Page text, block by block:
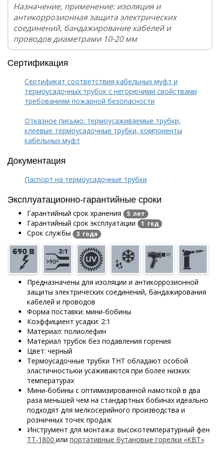
Назначение, применение: изоляция и
антикоррозионная защита электрических
соединений, бандажирование кабелей и
проводов диаметрами 10-20 мм
Сертификация
Сертификат соответствия кабельных муфт и
термоусадочных трубок с негорючими свойствами
требованиям пожарной безопасности
Отказное письмо: термоусаживаемые трубки,
клеевые термоусадочные трубки, компоненты
кабельных муфт
Документация
Паспорт на термоусадочные трубки
Эксплуатационно-гарантийные сроки
Гарантийный срок хранения 5 лет
Гарантийный срок эксплуатации 1 год
Срок службы 3 года
Предназначены для изоляции и антикоррозионной
защиты электрических соединений, бандажирования
кабелей и проводов
Форма поставки: мини-бобины
Коэффициент усадки: 2:1
Материал: полиолефин
Материал трубок без подавления горения
Цвет: черный
Термоусадочные трубки ТНТ обладают особой
эластичностьюи усаживаются при более низких
температурах
Мини-бобины с оптимизированной намоткой в два
раза меньшей чем на стандартных бобинах идеально
подходят для мелкосерийного производства и
розничных точек продаж
Инструмент для монтажа: высокотемпературный фен
ТТ-1800 или портативные бутановые горелки «КВТ»